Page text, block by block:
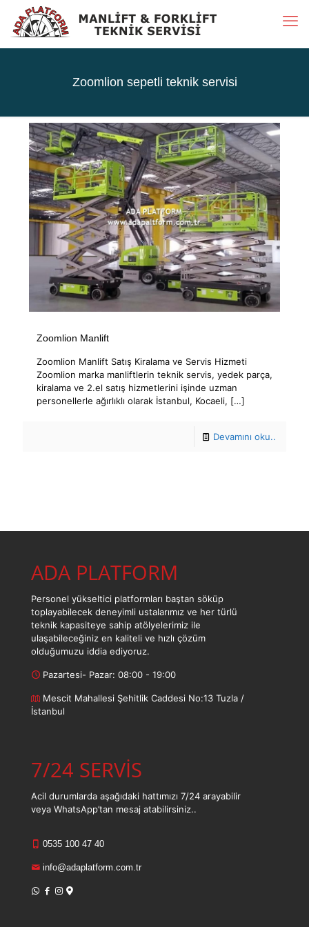
Zoomlion sepetli teknik servisi
Zoomlion Manlift
Zoomlion Manlift Satış Kiralama ve Servis Hizmeti
Zoomlion marka manliftlerin teknik servis, yedek parça,
kiralama ve 2.el satış hizmetlerini işinde uzman
personellerle ağırlıklı olarak İstanbul, Kocaeli, […]
Devamını oku..
ADA PLATFORM
Personel yükseltici platformları baştan söküp
toplayabilecek deneyimli ustalarımız ve her türlü
teknik kapasiteye sahip atölyelerimiz ile
ulaşabileceğiniz en kaliteli ve hızlı çözüm
olduğumuzu iddia ediyoruz.
Pazartesi- Pazar: 08:00 - 19:00
Mescit Mahallesi Şehitlik Caddesi No:13 Tuzla /
İstanbul
7/24 SERVİS
Acil durumlarda aşağıdaki hattımızı 7/24 arayabilir
veya WhatsApp’tan mesaj atabilirsiniz..
0535 100 47 40
info@adaplatform.com.tr